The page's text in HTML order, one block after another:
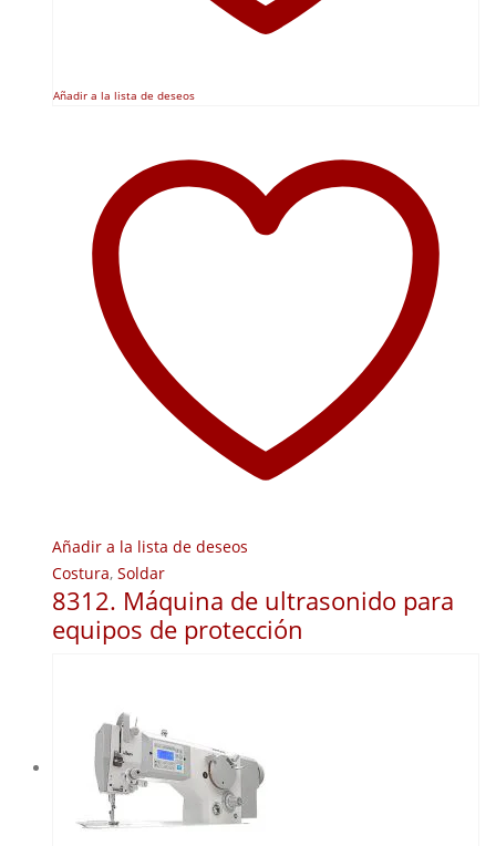
Añadir a la lista de deseos
Añadir a la lista de deseos
Costura, Soldar
8312. Máquina de ultrasonido para
equipos de protección